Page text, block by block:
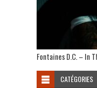
Fontaines D.C. – In
CATÉGORIES